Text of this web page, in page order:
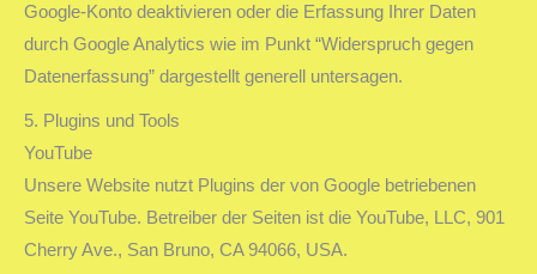
Google-Konto deaktivieren oder die Erfassung Ihrer Daten
durch Google Analytics wie im Punkt “Widerspruch gegen
Datenerfassung” dargestellt generell untersagen.
5. Plugins und Tools
YouTube
Unsere Website nutzt Plugins der von Google betriebenen
Seite YouTube. Betreiber der Seiten ist die YouTube, LLC, 901
Cherry Ave., San Bruno, CA 94066, USA.